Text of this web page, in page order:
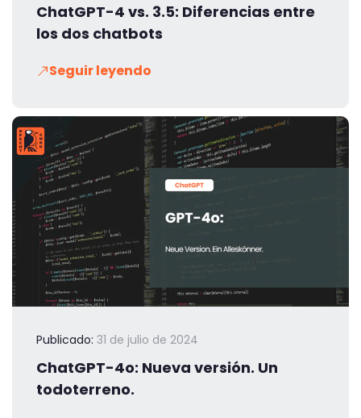
ChatGPT-4 vs. 3.5: Diferencias entre
los dos chatbots
Seguir leyendo
Publicado: 31 de julio de 2024
ChatGPT-4o: Nueva versión. Un
todoterreno.